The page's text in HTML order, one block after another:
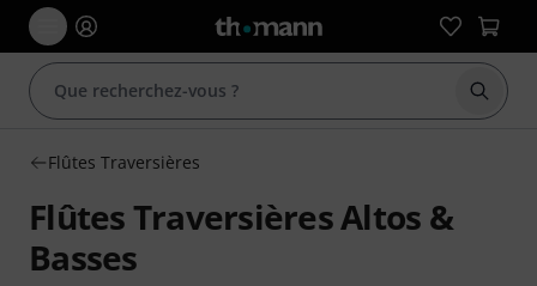
Flûtes Traversières
Flûtes Traversières Altos &
Basses